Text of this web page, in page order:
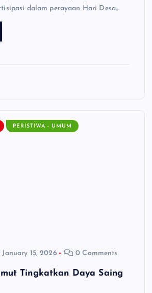
dalam perayaan Hari Desa…
PERISTIWA - UMUM
January 15, 2026 0 Comments
Tingkatkan Daya Saing